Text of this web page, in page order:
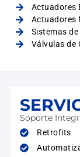
Actuadores
Actuadores
Sistemas
Válvulas de
Soporte
Retrofits